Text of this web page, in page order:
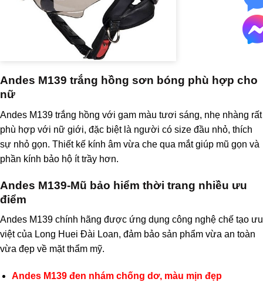
Andes M139 trắng hồng sơn bóng phù hợp cho
nữ
Andes M139 trắng hồng với gam màu tươi sáng, nhẹ nhàng rất
phù hợp với nữ giới, đặc biệt là người có size đầu nhỏ, thích
sự nhỏ gọn. Thiết kế kính âm vừa che qua mắt giúp mũ gọn và
phần kính bảo hộ ít trầy hơn.
Andes M139-Mũ bảo hiểm thời trang nhiều ưu
điểm
Andes M139 chính hãng được ứng dụng công nghệ chế tạo ưu
việt của Long Huei Đài Loan, đảm bảo sản phẩm vừa an toàn
vừa đẹp về mặt thẩm mỹ.
Andes M139 đen nhám chống dơ, màu mịn đẹp